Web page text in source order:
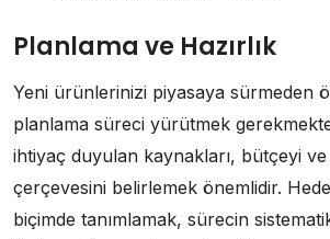
Planlama ve Hazırlık
Yeni ürünlerinizi piyasaya sürmeden
planlama süreci yürütmek
ihtiyaç duyulan kaynakları, bütçeyi
çerçevesini belirlemek önemlidir.
biçimde tanımlamak, sürecin